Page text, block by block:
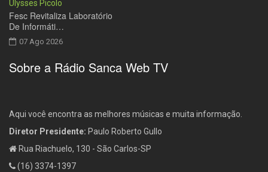
Fesc Revitaliza Laboratório
De Informáti…
07 Ago 2026
Sobre a Rádio Sanca Web TV
Aqui você encontra as melhores músicas e muita informação.
Diretor Presidente: Paulo Roberto Gullo
Rua Riachuelo, 130 - São Carlos-SP
(16) 3374-1397